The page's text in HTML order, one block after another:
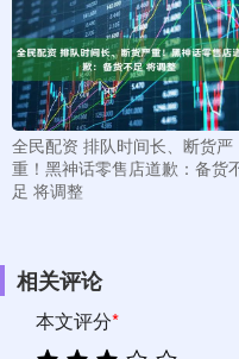
全民配资 排队时间长、断货严
重！黑神话零售店道歉：备货
足 将调整
相关评论
本文评分*